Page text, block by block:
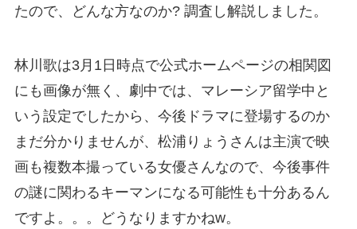
たので、どんな方なのか? 調査し解説しました。
林川歌は3月1日時点で公式ホームページの相関図
にも画像が無く、劇中では、マレーシア留学中と
いう設定でしたから、今後ドラマに登場するのか
まだ分かりませんが、松浦りょうさんは主演で映
画も複数本撮っている女優さんなので、今後事件
の謎に関わるキーマンになる可能性も十分あるん
ですよ。。。どうなりますかねw。